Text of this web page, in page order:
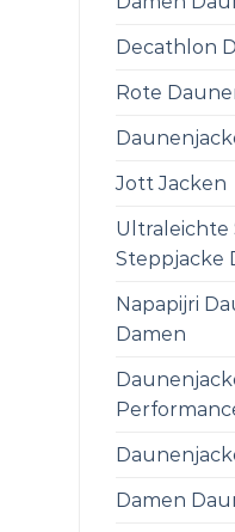
Decathlon
Rote
Jott Jacken
Ultraleichte
Steppjacke
Napapijri
Damen
Damen